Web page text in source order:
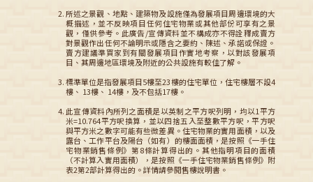
所述之景觀、地點、建築物及設施僅為發展項目周邊環境的大
概描述，並不反映項目任何住宅物業或其他部份可享有之景
觀，僅供參考。此廣告/宣傳資料並不構成亦不得詮釋成賣方
對景觀作出任何不論明示或隱含之要約、陳述、承諾或保證。
賣方建議準買家到有關發展項目作實地考察，以對該發展項
目、其周邊地區環境及附近的公共設施有較佳了解。
標準單位是指發展項目5樓至23樓的住宅單位，住宅樓層不設4
樓、 13樓、 14樓，及不包括17樓。
此宣傳資料內所列之面積是以英制之平方呎列明，均以1平方
米=10.764平方呎換算，並以四捨五入至整數平方呎，平方呎
與平方米之數字可能有些微差異。住宅物業的實用面積，以及
露台、工作平台及陽台（如有）的樓面面積，是按照《一手住
宅物業銷售條例》第8條計算得出的。其他指明項目的面積
（不計算入實用面積），是按照《一手住宅物業銷售條例》附
表2第2部計算得出的。詳情請參閱售樓說明書。